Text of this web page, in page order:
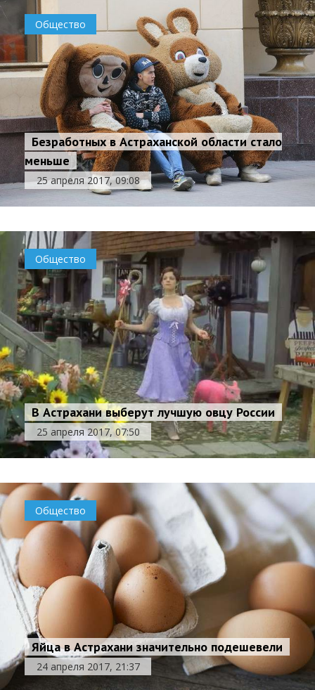
Общество
Безработных в Астраханской области стало
меньше
25 апреля 2017, 09:08
Общество
В Астрахани выберут лучшую овцу России
25 апреля 2017, 07:50
Общество
Яйца в Астрахани значительно подешевели
24 апреля 2017, 21:37
Астрахань поборется за 9 000 деревьев